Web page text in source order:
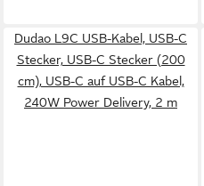
Dudao L9C USB-Kabel, USB-C
Stecker, USB-C Stecker (200
cm), USB-C auf USB-C Kabel,
240W Power Delivery, 2 m